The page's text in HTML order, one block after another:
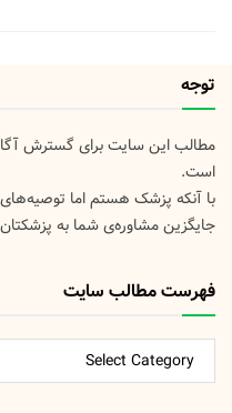
توجه
مطالب این سایت برای گسترش
است.
با آنکه پزشک هستم اما
جایگزین مشاوره‌ی شما به
فهرست مطالب سایت
فهرست
مطالب